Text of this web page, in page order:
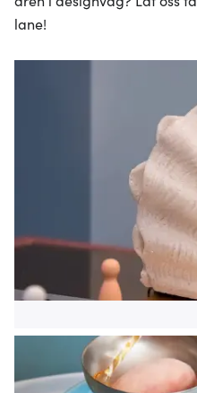
lane!